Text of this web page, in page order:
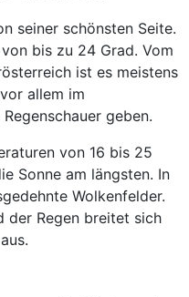
seiner schönsten Seite.
bis zu 24 Grad. Vom
ist es meistens
allem im
geben.
von 16 bis 25
Sonne am längsten. In
Wolkenfelder.
der Regen breitet sich